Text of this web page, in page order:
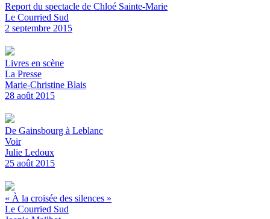
Report du spectacle de Chloé Sainte-Marie
Le Courried Sud
2 septembre 2015
Livres en scène
La Presse
Marie-Christine Blais
28 août 2015
De Gainsbourg à Leblanc
Voir
Julie Ledoux
25 août 2015
« À la croisée des silences »
Le Courried Sud